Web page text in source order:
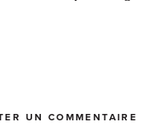
UN COMMENTAIRE